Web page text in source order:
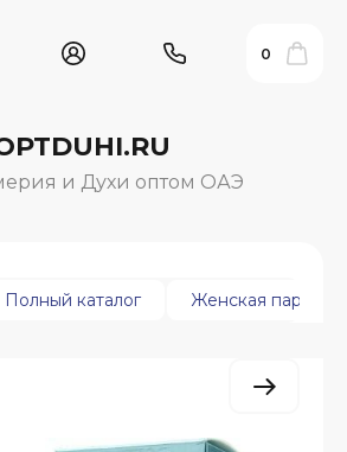
0
и Духи оптом ОАЭ
Полный каталог Женская